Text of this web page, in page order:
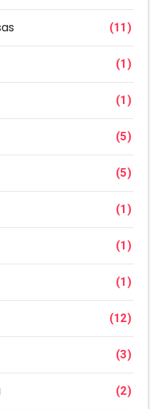
(11)
(1)
(1)
(5)
(5)
(1)
(1)
(1)
(12)
(3)
(2)